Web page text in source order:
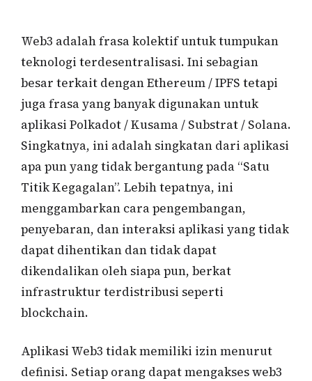
Web3 adalah frasa kolektif untuk tumpukan
teknologi terdesentralisasi. Ini sebagian
besar terkait dengan Ethereum / IPFS tetapi
juga frasa yang banyak digunakan untuk
aplikasi Polkadot / Kusama / Substrat / Solana.
Singkatnya, ini adalah singkatan dari aplikasi
apa pun yang tidak bergantung pada “Satu
Titik Kegagalan”. Lebih tepatnya, ini
menggambarkan cara pengembangan,
penyebaran, dan interaksi aplikasi yang tidak
dapat dihentikan dan tidak dapat
dikendalikan oleh siapa pun, berkat
infrastruktur terdistribusi seperti
blockchain.
Aplikasi Web3 tidak memiliki izin menurut
definisi. Setiap orang dapat mengakses web3